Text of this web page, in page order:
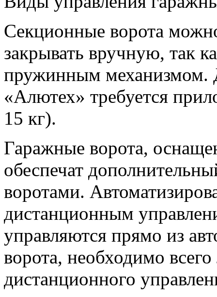
Секционные ворота
закрывать вручную, так
пружинным механизмом.
«Алютех» требуется
15 кг).
Гаражные ворота,
обеспечат
воротами.
дистанционным
управляются прямо из
ворота, необходимо
дистанционного